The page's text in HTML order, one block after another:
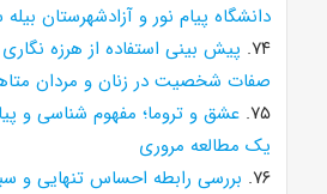
دانشگاه پیام نور و آزادشهرستان بیله
۷۴. پیش بینی استفاده از هرزه
صفات شخصیت در زنان و مردان
۷۵. عشق و تروما؛ مفهوم شناسی و
یک مطالعه مروری
۷۶. بررسی رابطه احساس تنهایی و